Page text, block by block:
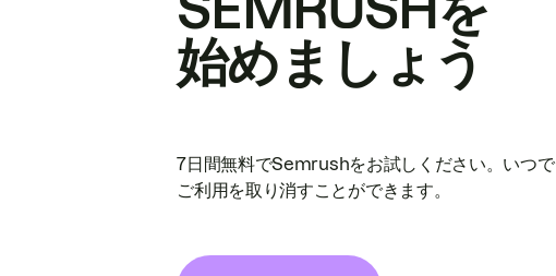
始めましょう
7日間無料でSemrushをお試しください。いつ
ご利用を取り消すことができます。